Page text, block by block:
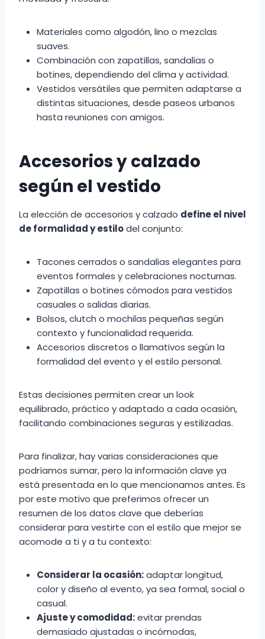
Materiales como algodón, lino o mezclas
suaves.
Combinación con zapatillas, sandalias o
botines, dependiendo del clima y actividad.
Vestidos versátiles que permiten adaptarse a
distintas situaciones, desde paseos urbanos
hasta reuniones con amigos.
Accesorios y calzado
según el vestido
La elección de accesorios y calzado define el nivel
de formalidad y estilodel conjunto:
Tacones cerrados o sandalias elegantes para
eventos formales y celebraciones nocturnas.
Zapatillas o botines cómodos para vestidos
casuales o salidas diarias.
Bolsos, clutch o mochilas pequeñas según
contexto y funcionalidad requerida.
Accesorios discretos o llamativos según la
formalidad del evento y el estilo personal.
Estas decisiones permiten crear un look
equilibrado, práctico y adaptado a cada ocasión,
facilitando combinaciones seguras y estilizadas.
Para finalizar, hay varias consideraciones que
podríamos sumar, pero la información clave ya
está presentada en lo que mencionamos antes. Es
por este motivo que preferimos ofrecer un
resumen de los datos clave que deberías
considerar para vestirte con el estilo que mejor se
acomode a ti y a tu contexto:
Considerar la ocasión:adaptar longitud,
color y diseño al evento, ya sea formal, social o
casual.
Ajuste y comodidad:evitar prendas
demasiado ajustadas o incómodas,